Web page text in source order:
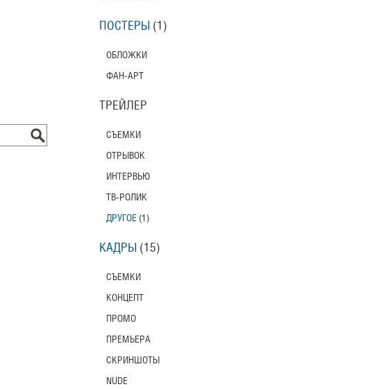
ПОСТЕРЫ (1)
ОБЛОЖКИ
ФАН-АРТ
ТРЕЙЛЕР
СЪЕМКИ
ОТРЫВОК
ИНТЕРВЬЮ
ТВ-РОЛИК
ДРУГОЕ (1)
КАДРЫ (15)
СЪЕМКИ
КОНЦЕПТ
ПРОМО
ПРЕМЬЕРА
СКРИНШОТЫ
NUDE